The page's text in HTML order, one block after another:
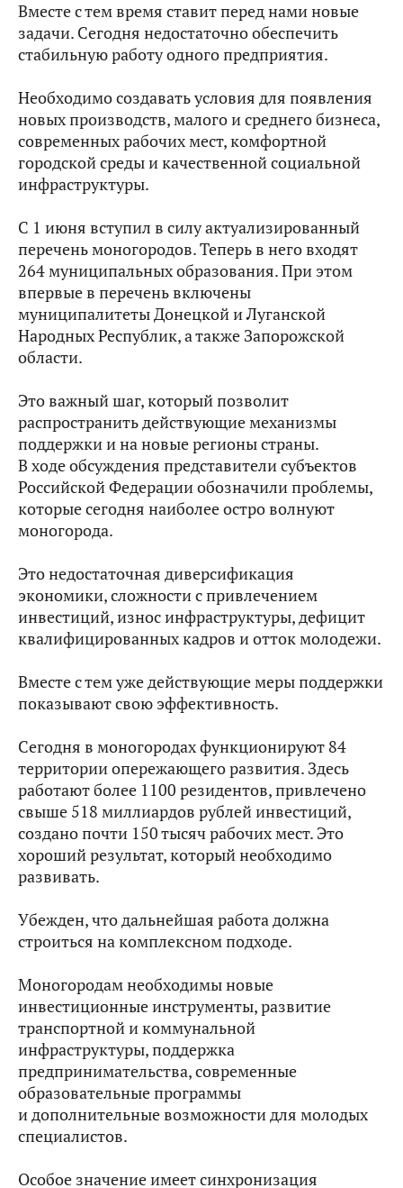
Вместе с тем время ставит перед нами новые
задачи. Сегодня недостаточно обеспечить
стабильную работу одного предприятия.
Необходимо создавать условия для появления
новых производств, малого и среднего бизнеса,
современных рабочих мест, комфортной
городской среды и качественной социальной
инфраструктуры.
С 1 июня вступил в силу актуализированный
перечень моногородов. Теперь в него входят
264 муниципальных образования. При этом
впервые в перечень включены
муниципалитеты Донецкой и Луганской
Народных Республик, а также Запорожской
области.
Это важный шаг, который позволит
распространить действующие механизмы
поддержки и на новые регионы страны.
В ходе обсуждения представители субъектов
Российской Федерации обозначили проблемы,
которые сегодня наиболее остро волнуют
моногорода.
Это недостаточная диверсификация
экономики, сложности с привлечением
инвестиций, износ инфраструктуры, дефицит
квалифицированных кадров и отток молодежи.
Вместе с тем уже действующие меры поддержки
показывают свою эффективность.
Сегодня в моногородах функционируют 84
территории опережающего развития. Здесь
работают более 1100 резидентов, привлечено
свыше 518 миллиардов рублей инвестиций,
создано почти 150 тысяч рабочих мест. Это
хороший результат, который необходимо
развивать.
Убежден, что дальнейшая работа должна
строиться на комплексном подходе.
Моногородам необходимы новые
инвестиционные инструменты, развитие
транспортной и коммунальной
инфраструктуры, поддержка
предпринимательства, современные
образовательные программы
и дополнительные возможности для молодых
специалистов.
Особое значение имеет синхронизация